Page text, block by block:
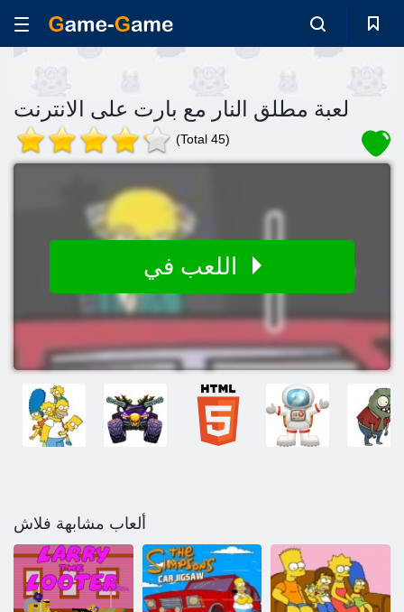
لعبة مطلق النار مع بارت على الانترنت
(Total 45)
ألعاب مشابهة فلاش